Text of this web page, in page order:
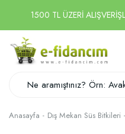
1500 TL ÜZERİ
Anasayfa Dış Mekan Süs Bitkileri